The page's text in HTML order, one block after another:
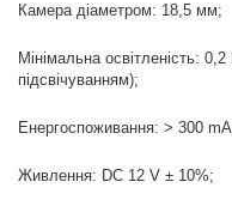
Камера діаметром: 18,5 мм;
Мінімальна освітленість:
підсвічуванням);
Енергоспоживання: > 300
Живлення: DC 12 V ± 10%;